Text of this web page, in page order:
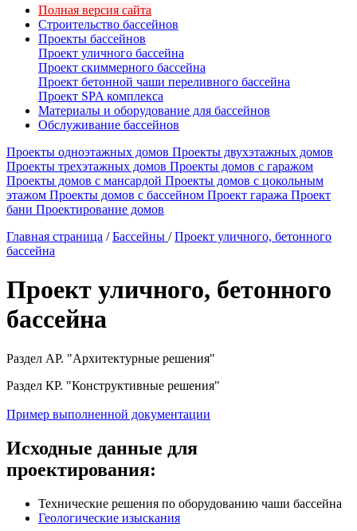
Полная версия сайта
Строительство бассейнов
Проекты бассейнов
Проект уличного бассейна
Проект скиммерного бассейна
Проект бетонной чаши переливного бассейна
Проект SPA комплекса
Материалы и оборудование для бассейнов
Обслуживание бассейнов
Проекты одноэтажных домов Проекты двухэтажных домов
Проекты трехэтажных домов Проекты домов с гаражом
Проекты домов с мансардой Проекты домов с цокольным
этажом Проекты домов с бассейном Проект гаража Проект
бани Проектирование домов
Главная страница / Бассейны / Проект уличного, бетонного
бассейна
Проект уличного, бетонного
бассейна
Раздел АР. "Архитектурные решения"
Раздел КР. "Конструктивные решения"
Пример выполненной документации
Исходные данные для
проектирования:
Технические решения по оборудованию чаши бассейна
Геологические изыскания